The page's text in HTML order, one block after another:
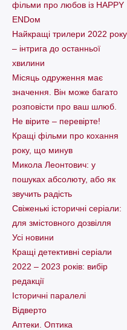
фільми про любов із HAPPY
ENDом
Найкращі трилери 2022 року
– інтрига до останньої
хвилини
Місяць одруження має
значення. Він може багато
розповісти про ваш шлюб.
Не вірите – перевірте!
Кращі фільми про кохання
року, що минув
Микола Леонтович: у
пошуках абсолюту, або як
звучить радість
Свіженькі історичні серіали:
для змістовного дозвілля
Усі новини
Кращі детективні серіали
2022 – 2023 років: вибір
редакції
Історичні паралелі
Відверто
Аптеки. Оптика